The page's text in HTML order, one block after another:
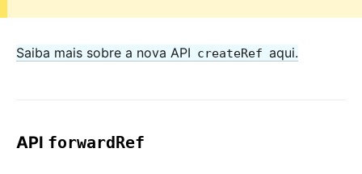
Saiba mais sobre a nova API createRef aqui.
API forwardRef